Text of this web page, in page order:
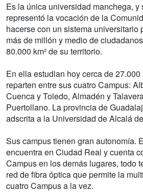
Es la única universidad manchega, y
representó la vocación de la
hacerse con un sistema universitario
más de millón y medio de
80.000 km² de su territorio.
En ella estudian hoy cerca de
reparten entre sus cuatro Campus:
Cuenca y Toledo, Almadén y
Puertollano. La provincia de
adscrita a la Universidad de Alcalá
Sus campus tienen gran autonomía.
encuentra en Ciudad Real y cuenta
Campus en los demás lugares, todo
red de fibra óptica que permite la
cuatro Campus a la vez.